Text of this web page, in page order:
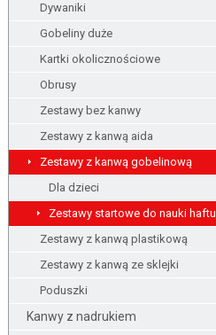
Dywaniki
Gobeliny duże
Kartki okolicznościowe
Obrusy
Zestawy bez kanwy
Zestawy z kanwą aida
Zestawy z kanwą gobelinową
Dla dzieci
Zestawy startowe do nauki haftu
Zestawy z kanwą plastikową
Zestawy z kanwą ze sklejki
Poduszki
Kanwy z nadrukiem